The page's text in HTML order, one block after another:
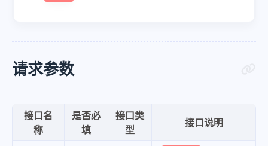
请求参数
接口名
称
是否必
填
接口类
型
接口说明